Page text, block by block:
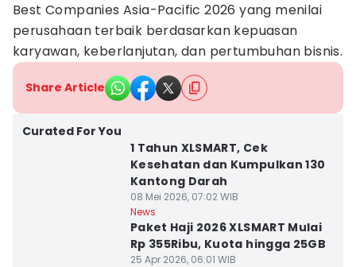
Best Companies Asia-Pacific 2026 yang menilai
perusahaan terbaik berdasarkan kepuasan
karyawan, keberlanjutan, dan pertumbuhan bisnis.
Share Article
Curated For You
1 Tahun XLSMART, Cek
Kesehatan dan Kumpulkan 130
Kantong Darah
08 Mei 2026, 07:02 WIB
News
Paket Haji 2026 XLSMART Mulai
Rp 355Ribu, Kuota hingga 25GB
25 Apr 2026, 06:01 WIB